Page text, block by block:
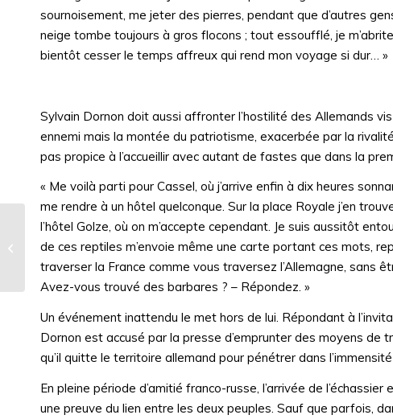
sournoisement, me jeter des pierres, pendant que d’autres
neige tombe toujours à gros flocons ; tout essoufflé, je
bientôt cesser le temps affreux qui rend mon voyage si dur… »
Sylvain Dornon doit aussi affronter l’hostilité des Allemands
ennemi mais la montée du patriotisme, exacerbée par la
pas propice à l’accueillir avec autant de fastes que dans la
« Me voilà parti pour Cassel, où j’arrive enfin à dix heures
me rendre à un hôtel quelconque. Sur la place Royale j’en
l’hôtel Golze, où on m’accepte cependant. Je suis aussitôt
de ces reptiles m’envoie même une carte portant ces mots,
traverser la France comme vous traversez l’Allemagne, sans
Avez-vous trouvé des barbares ? – Répondez. »
Un événement inattendu le met hors de lui. Répondant à
Dornon est accusé par la presse d’emprunter des moyens
qu’il quitte le territoire allemand pour pénétrer dans
En pleine période d’amitié franco-russe, l’arrivée de
une preuve du lien entre les deux peuples. Sauf que parfois,
La course en jupons des midinettes